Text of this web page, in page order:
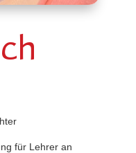
für Lehrer an